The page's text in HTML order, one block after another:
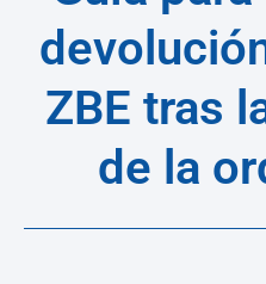
ZBE tras
de la